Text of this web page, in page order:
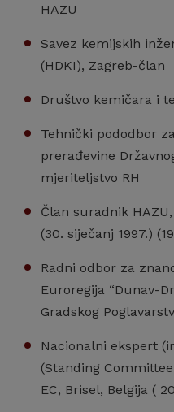
HAZU
Savez kemijskih
(HDKI), Zagreb-član
Društvo kemičara i
Tehnički pododbor
prerađevine
mjeriteljstvo RH
Član suradnik
(30. siječanj 1997.)
Radni odbor za
Euroregija “Dunav-
Gradskog
Nacionalni ekspert
(Standing
EC, Brisel, Belgija (